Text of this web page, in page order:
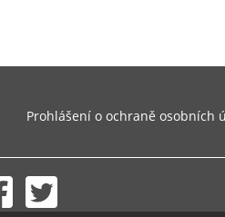
Prohlášení o ochraně osobních